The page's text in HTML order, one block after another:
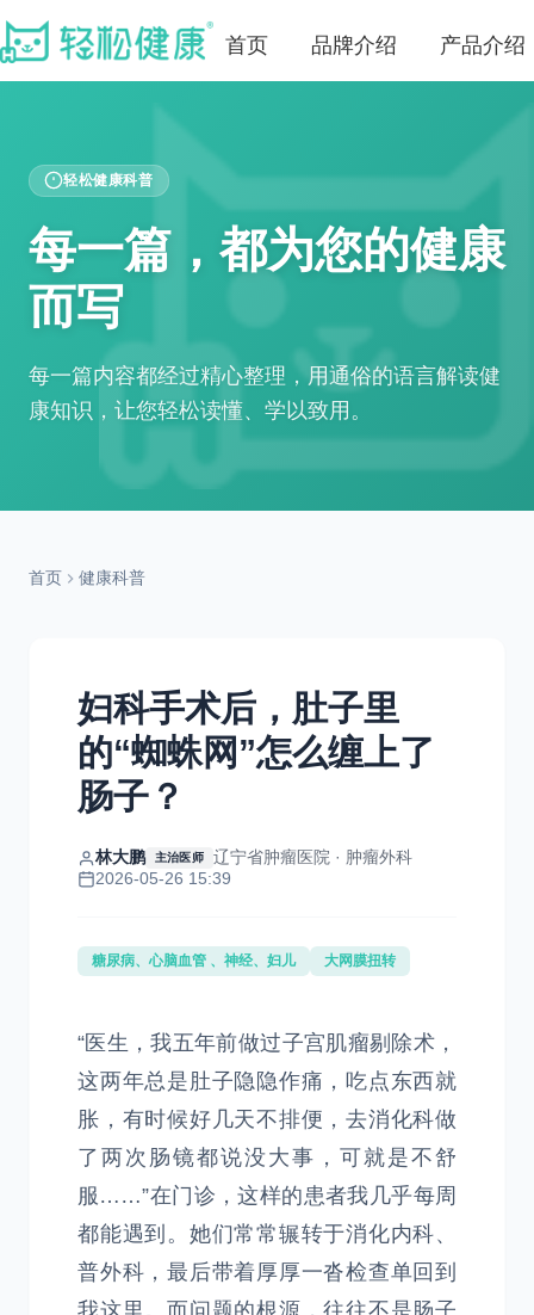
首页 品牌介绍 产品介绍
轻松健康科普
每一篇，都为您的健康
而写
每一篇内容都经过精心整理，用通俗的语言解读健
康知识，让您轻松读懂、学以致用。
首页 健康科普
妇科手术后，肚子里
的“蜘蛛网”怎么缠上了
肠子？
林大鹏 主治医师
辽宁省肿瘤医院 · 肿瘤外科
2026-05-26 15:39
糖尿病、心脑血管 、神经、妇儿 大网膜扭转
“医生，我五年前做过子宫肌瘤剔除术，
这两年总是肚子隐隐作痛，吃点东西就
胀，有时候好几天不排便，去消化科做
了两次肠镜都说没大事，可就是不舒
服……”在门诊，这样的患者我几乎每周
都能遇到。她们常常辗转于消化内科、
普外科，最后带着厚厚一沓检查单回到
我这里。而问题的根源，往往不是肠子